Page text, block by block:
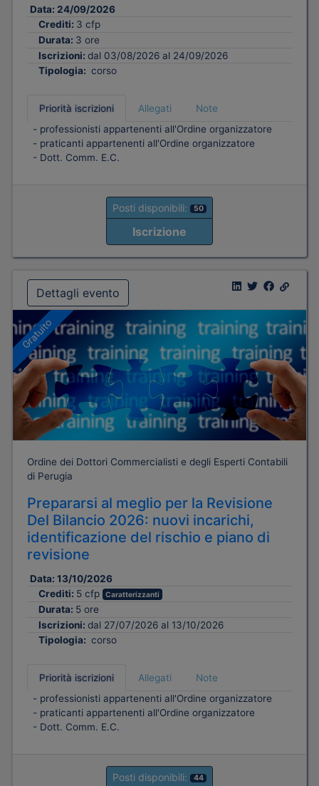
Data: 24/09/2026
Crediti: 3 cfp
Durata: 3 ore
Iscrizioni: dal 03/08/2026 al 24/09/2026
Tipologia: corso
Priorità iscrizioni Allegati
Note
- professionisti appartenenti all'Ordine organizzatore
- praticanti appartenenti all'Ordine organizzatore
- Dott. Comm. E.C.
Posti disponibili: 50
Iscrizione
Dettagli evento
Gratuito
Ordine dei Dottori Commercialisti e degli Esperti Contabili
di Perugia
Prepararsi al meglio per la Revisione
Del Bilancio 2026: nuovi incarichi,
identificazione del rischio e piano di
revisione
Data: 13/10/2026
Crediti: 5 cfp Caratterizzanti
Durata: 5 ore
Iscrizioni: dal 27/07/2026 al 13/10/2026
Tipologia: corso
Priorità iscrizioni Allegati
Note
- professionisti appartenenti all'Ordine organizzatore
- praticanti appartenenti all'Ordine organizzatore
- Dott. Comm. E.C.
Posti disponibili: 44